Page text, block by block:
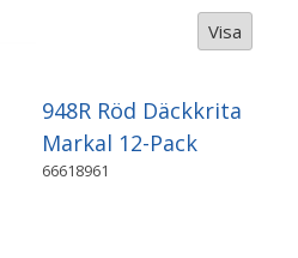
Visa
948R Röd Däckkrita
Markal 12-Pack
66618961